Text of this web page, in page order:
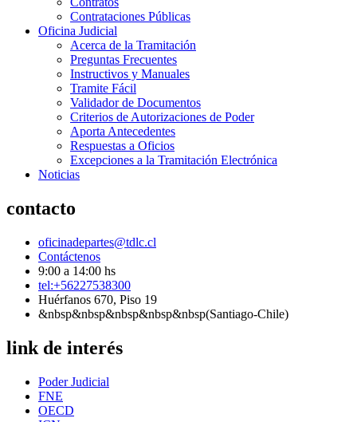
Contrataciones Públicas
Oficina Judicial
Acerca de la Tramitación
Preguntas Frecuentes
Instructivos y Manuales
Tramite Fácil
Validador de Documentos
Criterios de Autorizaciones de Poder
Aporta Antecedentes
Respuestas a Oficios
Excepciones a la Tramitación Electrónica
Noticias
contacto
oficinadepartes@tdlc.cl
Contáctenos
9:00 a 14:00 hs
tel:+56227538300
Huérfanos 670, Piso 19
&nbsp&nbsp&nbsp&nbsp&nbsp(Santiago-Chile)
link de interés
Poder Judicial
FNE
OECD